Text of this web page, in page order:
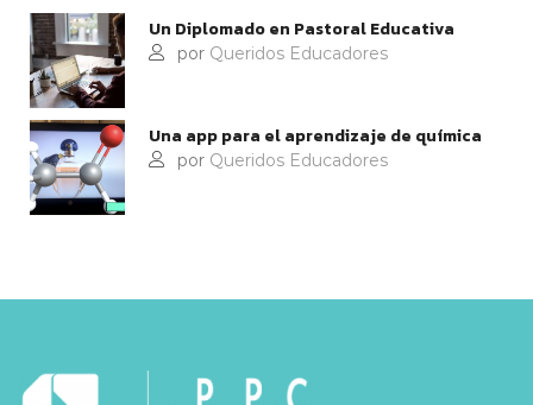
Un Diplomado en Pastoral Educativa
por Queridos Educadores
Una app para el aprendizaje de química
por Queridos Educadores